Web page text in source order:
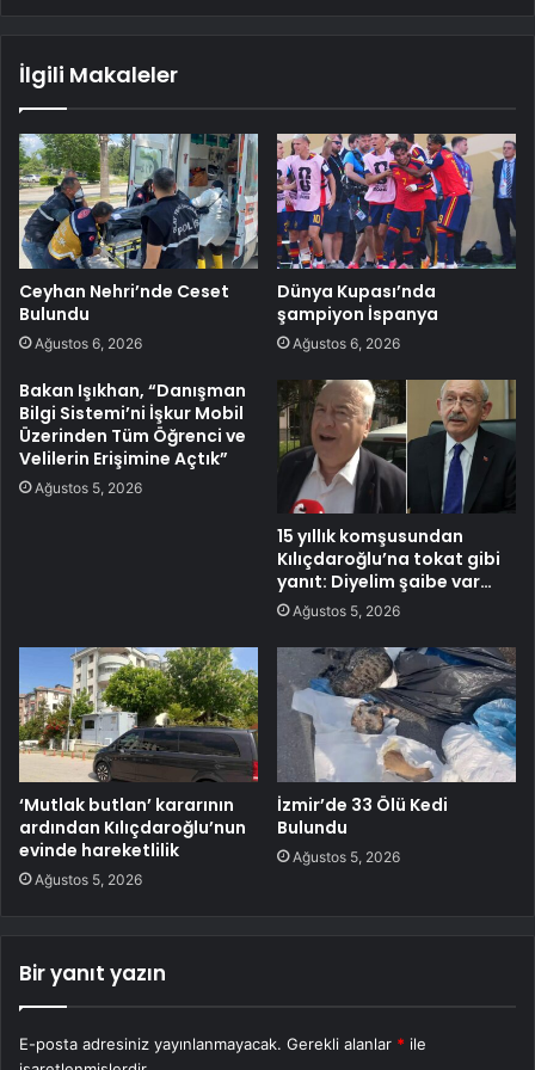
İlgili Makaleler
Ceyhan Nehri’nde Ceset
Bulundu
Ağustos 6, 2026
Dünya Kupası’nda
şampiyon İspanya
Ağustos 6, 2026
Bakan Işıkhan, “Danışman
Bilgi Sistemi’ni İşkur Mobil
Üzerinden Tüm Öğrenci ve
Velilerin Erişimine Açtık”
Ağustos 5, 2026
15 yıllık komşusundan
Kılıçdaroğlu’na tokat gibi
yanıt: Diyelim şaibe var…
Ağustos 5, 2026
‘Mutlak butlan’ kararının
ardından Kılıçdaroğlu’nun
evinde hareketlilik
Ağustos 5, 2026
İzmir’de 33 Ölü Kedi
Bulundu
Ağustos 5, 2026
Bir yanıt yazın
E-posta adresiniz yayınlanmayacak. Gerekli alanlar * ile